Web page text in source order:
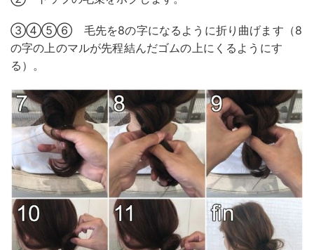
③④⑤⑥ 毛先を8の字になるように折り曲げます（8
の字の上のマルが先程結んだゴムの上にくるようにす
る）。